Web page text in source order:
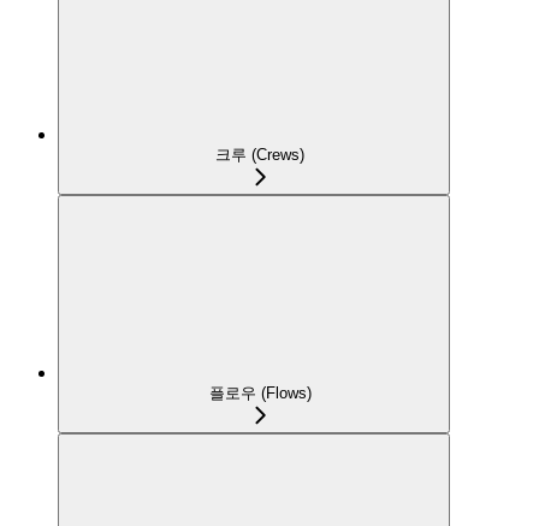
크루 (Crews)
플로우 (Flows)